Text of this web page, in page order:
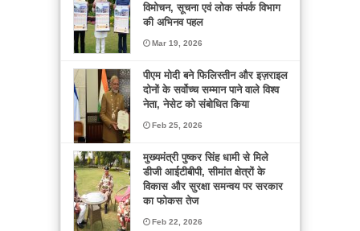
विमोचन, सूचना एवं लोक संपर्क विभाग
की अभिनव पहल
Mar 19, 2026
पीएम मोदी बने फिलिस्तीन और इज़राइल
दोनों के सर्वोच्च सम्मान पाने वाले विश्व
नेता, नेसेट को संबोधित किया
Feb 25, 2026
मुख्यमंत्री पुष्कर सिंह धामी से मिले
डीजी आईटीबीपी, सीमांत क्षेत्रों के
विकास और सुरक्षा समन्वय पर सरकार
का फोकस तेज
Feb 22, 2026